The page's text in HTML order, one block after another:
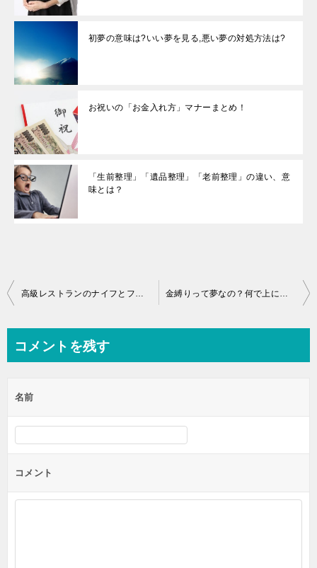
初夢の意味は?いい夢を見る,悪い夢の対処方法は?
お祝いの「お金入れ方」マナーまとめ！
「生前整理」「遺品整理」「老前整理」の違い、意
味とは？
投
ビ
ー
シ
ン
高級レストランのナイフとフォークの置き方は? 金縛りって夢なの？何で上に人が乗っている？解く方法は？
コメントを残す
名前
コメント